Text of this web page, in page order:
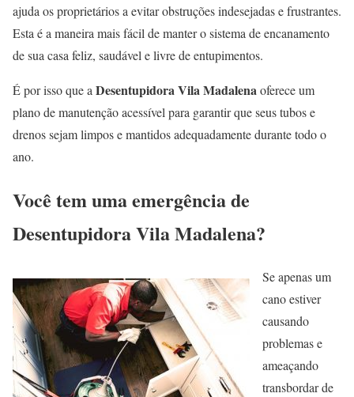
ajuda os proprietários a evitar obstruções indesejadas e frustrantes.
Esta é a maneira mais fácil de manter o sistema de encanamento
de sua casa feliz, saudável e livre de entupimentos.
É por isso que aDesentupidora Vila Madalenaoferece um
plano de manutenção acessível para garantir que seus tubos e
drenos sejam limpos e mantidos adequadamente durante todo o
ano.
Você tem uma emergência de
Desentupidora Vila Madalena?
Se apenas um
cano estiver
causando
problemas e
ameaçando
transbordar de